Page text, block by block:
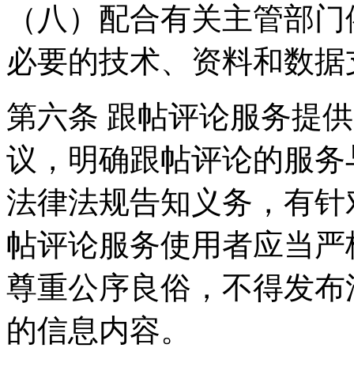
（八）配合有关主管部
必要的技术、资料和数
第六条 跟帖评论服务提
议，明确跟帖评论的服
法律法规告知义务，有
帖评论服务使用者应当
尊重公序良俗，不得发
的信息内容。